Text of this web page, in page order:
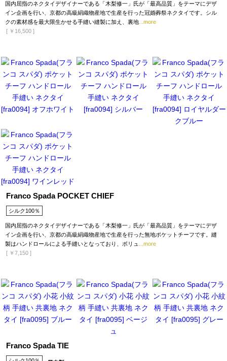
国内屈指のネクタイデザイナーである「木梨修一」氏が「最高品質」をテーマにデザ
イン企画を行い、京都の高級絹織物産地で生産を行った冠婚葬祭ネクタイです。シル
クの素材感を最大限生かせる手縫い縫製に加え、裏地 ...more
[ ￥16,500 ]
Franco Spada POCKET CHIEF
シルク100％
国内屈指のネクタイデザイナーである「木梨修一」氏が「最高品質」をテーマにデザ
イン企画を行い、京都の高級絹織物産地で生産を行った無地ポケットチーフです。縫
製はハンドロールによる手縫いとなっており、ボリュ
...more
[ ￥7,150 ]
Franco Spada TIE